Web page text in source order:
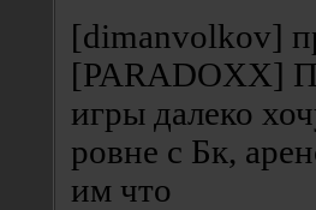
[dimanvolkov]
[PARADOXX]
игры далеко
ровне с Бк,
им что